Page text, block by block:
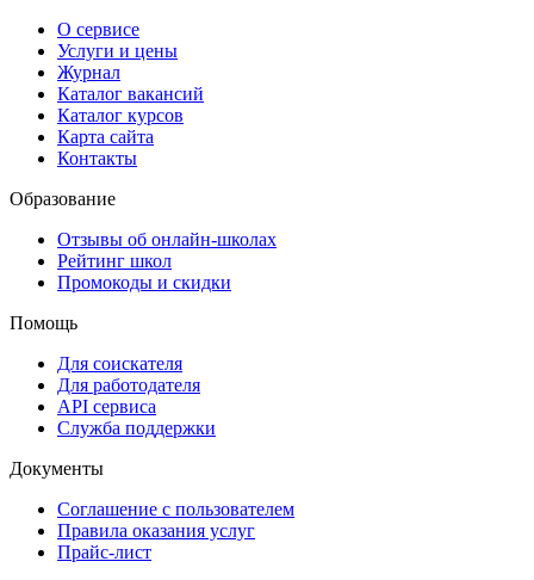
О сервисе
Услуги и цены
Журнал
Каталог вакансий
Каталог курсов
Карта сайта
Контакты
Образование
Отзывы об онлайн-школах
Рейтинг школ
Промокоды и скидки
Помощь
Для соискателя
Для работодателя
API сервиса
Служба поддержки
Документы
Соглашение с пользователем
Правила оказания услуг
Прайс-лист